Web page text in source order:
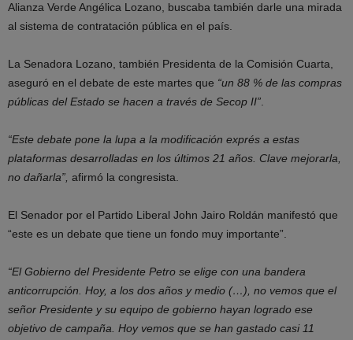
Alianza Verde Angélica Lozano, buscaba también darle una mirada
al sistema de contratación pública en el país.
La Senadora Lozano, también Presidenta de la Comisión Cuarta,
aseguró en el debate de este martes que “un 88 % de las compras
públicas del Estado se hacen a través de Secop II”.
“Este debate pone la lupa a la modificación exprés a estas
plataformas desarrolladas en los últimos 21 años. Clave mejorarla,
no dañarla”, afirmó la congresista.
El Senador por el Partido Liberal John Jairo Roldán manifestó que
“este es un debate que tiene un fondo muy importante”.
“El Gobierno del Presidente Petro se elige con una bandera
anticorrupción. Hoy, a los dos años y medio (…), no vemos que el
señor Presidente y su equipo de gobierno hayan logrado ese
objetivo de campaña. Hoy vemos que se han gastado casi 11